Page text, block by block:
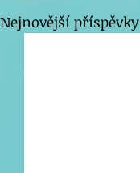
Nejnovější příspěvky